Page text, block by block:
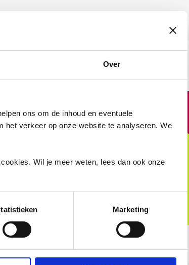
Over
ons om de inhoud en eventuele
het verkeer op onze website te analyseren. We
Wil je meer weten, lees dan ook onze
Marketing